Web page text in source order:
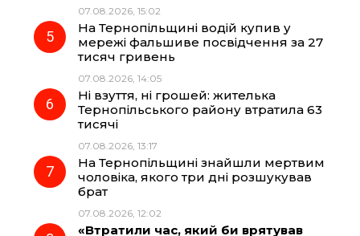
07.08.2026, 15:02
На Тернопільщині водій купив у
мережі фальшиве посвідчення за 27
тисяч гривень
07.08.2026, 14:05
Ні взуття, ні грошей: жителька
Тернопільського району втратила 63
тисячі
07.08.2026, 13:17
На Тернопільщині знайшли мертвим
чоловіка, якого три дні розшукував
брат
07.08.2026, 12:02
«Втратили час, який би врятував